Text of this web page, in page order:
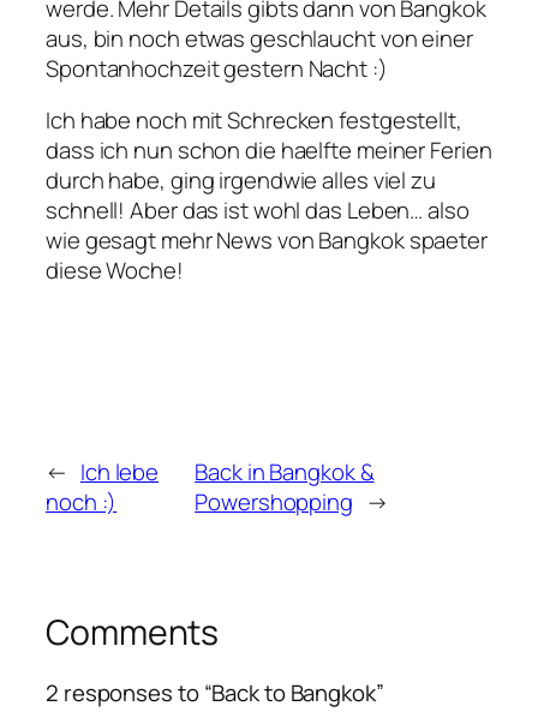
werde. Mehr Details gibts dann von Bangkok
aus, bin noch etwas geschlaucht von einer
Spontanhochzeit gestern Nacht :)
Ich habe noch mit Schrecken festgestellt,
dass ich nun schon die haelfte meiner Ferien
durch habe, ging irgendwie alles viel zu
schnell! Aber das ist wohl das Leben… also
wie gesagt mehr News von Bangkok spaeter
diese Woche!
← Ich lebe
noch :)
Back in Bangkok &
Powershopping →
Comments
2 responses to “Back to Bangkok”